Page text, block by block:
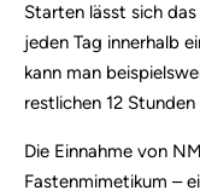
Starten lässt sich
jeden Tag innerhalb
kann man
restlichen 12
Die Einnahme von
Fastenmimetikum –